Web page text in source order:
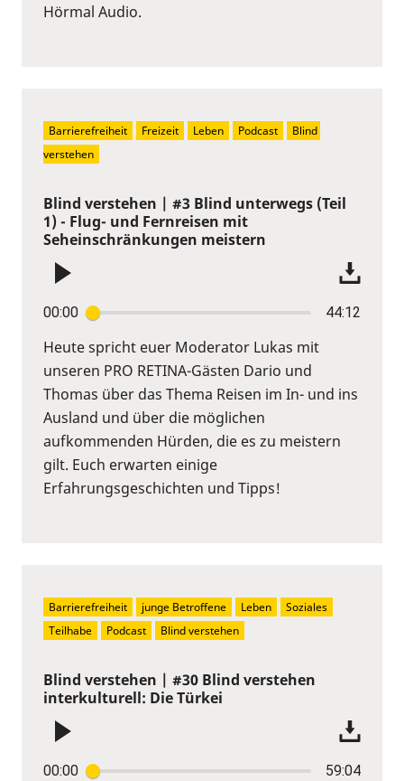
Hörmal Audio.
Blind verstehen | #3 Blind unterwegs (Teil
1) - Flug- und Fernreisen mit
Seheinschränkungen meistern
00:00 44:12
Heute spricht euer Moderator Lukas mit
unseren PRO RETINA-Gästen Dario und
Thomas über das Thema Reisen im In- und ins
Ausland und über die möglichen
aufkommenden Hürden, die es zu meistern
gilt. Euch erwarten einige
Erfahrungsgeschichten und Tipps!
Barrierefreiheit Freizeit Leben Podcast
Blind
verstehen
Blind verstehen | #30 Blind verstehen
interkulturell: Die Türkei
00:00 59:04
Barrierefreiheit junge Betroffene Leben
Soziales
Teilhabe
Podcast Blind verstehen